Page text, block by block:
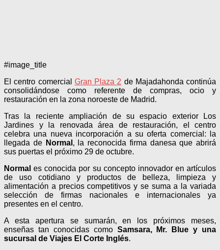
#image_title
El centro comercial Gran Plaza 2 de Majadahonda continúa
consolidándose como referente de compras, ocio y
restauración en la zona noroeste de Madrid.
Tras la reciente ampliación de su espacio exterior Los
Jardines y la renovada área de restauración, el centro
celebra una nueva incorporación a su oferta comercial: la
llegada de Normal , la reconocida firma danesa que abrirá
sus puertas el próximo 29 de octubre.
Normal es conocida por su concepto innovador en artículos
de uso cotidiano y productos de belleza, limpieza y
alimentación a precios competitivos y se suma a la variada
selección de firmas nacionales e internacionales ya
presentes en el centro.
A esta apertura se sumarán, en los próximos meses,
enseñas tan conocidas como Samsara, Mr. Blue y una
sucursal de Viajes El Corte Inglés.